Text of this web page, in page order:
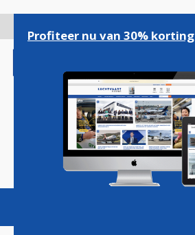
gaan
Magazine Podcasts
Profiteer nu van 30% korting